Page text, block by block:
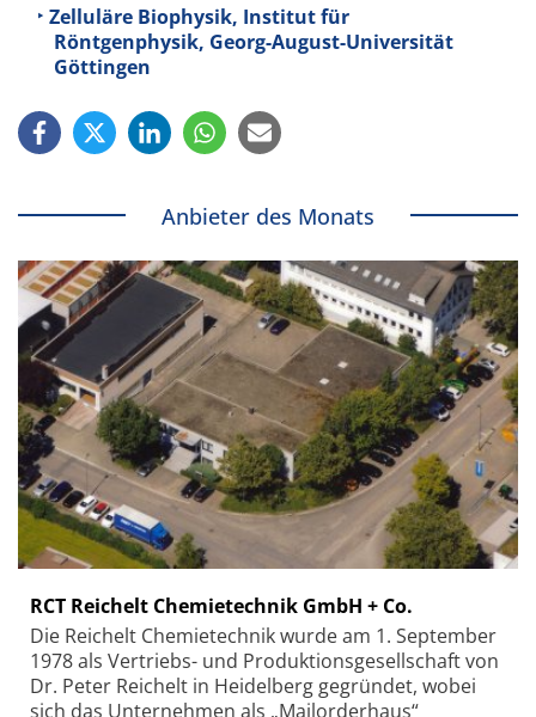
Zelluläre Biophysik, Institut für
Röntgenphysik, Georg-August-Universität
Göttingen
Anbieter des Monats
RCT Reichelt Chemietechnik GmbH + Co.
Die Reichelt Chemietechnik wurde am 1. September
1978 als Vertriebs- und Produktionsgesellschaft von
Dr. Peter Reichelt in Heidelberg gegründet, wobei
sich das Unternehmen als „Mailorderhaus“